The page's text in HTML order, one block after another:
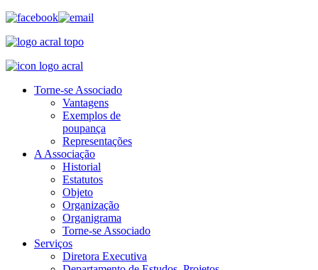
Torne-se Associado
Vantagens
Exemplos de
poupança
Representações
A Associação
Historial
Estatutos
Objeto
Organização
Organigrama
Torne-se Associado
Serviços
Diretora Executiva